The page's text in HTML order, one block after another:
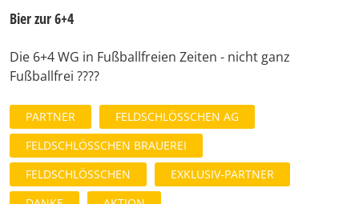
Bier zur 6+4
Die 6+4 WG in Fußballfreien Zeiten - nicht ganz
Fußballfrei ????
PARTNER
FELDSCHLÖSSCHEN AG
FELDSCHLÖSSCHEN BRAUEREI
FELDSCHLÖSSCHEN
EXKLUSIV-PARTNER